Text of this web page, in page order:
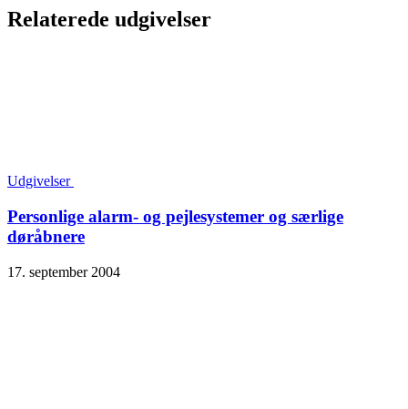
Relaterede udgivelser
Udgivelser
Personlige alarm- og pejlesystemer og særlige
døråbnere
17. september 2004